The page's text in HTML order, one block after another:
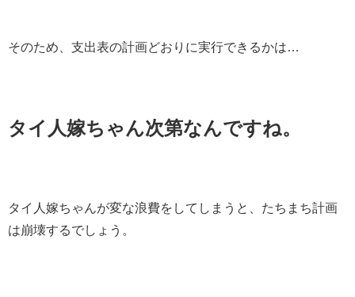
そのため、支出表の計画どおりに実行できるかは…
タイ人嫁ちゃん次第なんですね。
タイ人嫁ちゃんが変な浪費をしてしまうと、たちまち計画
は崩壊するでしょう。